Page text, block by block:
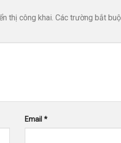
thị công khai. Các trường bắt
Email *